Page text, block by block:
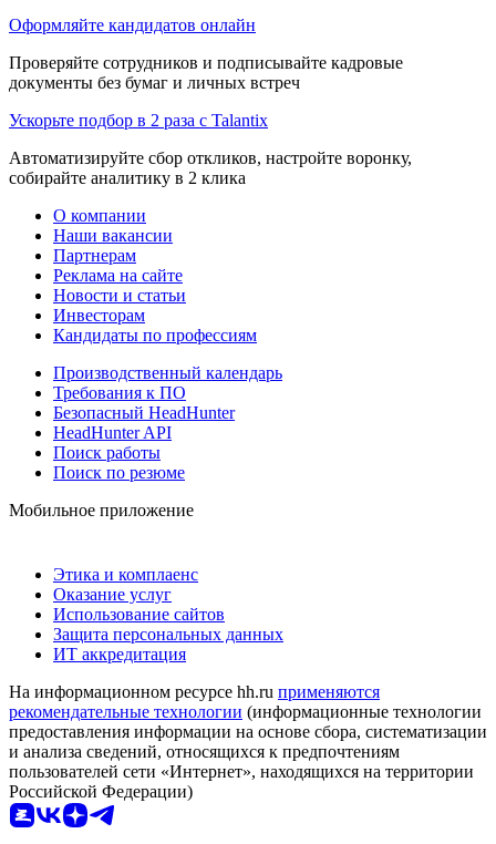
Оформляйте кандидатов онлайн
Проверяйте сотрудников и подписывайте кадровые
документы без бумаг и личных встреч
Ускорьте подбор в 2 раза с Talantix
Автоматизируйте сбор откликов, настройте воронку,
собирайте аналитику в 2 клика
О компании
Наши вакансии
Партнерам
Реклама на сайте
Новости и статьи
Инвесторам
Кандидаты по профессиям
Производственный календарь
Требования к ПО
Безопасный HeadHunter
HeadHunter API
Поиск работы
Поиск по резюме
Мобильное приложение
Этика и комплаенс
Оказание услуг
Использование сайтов
Защита персональных данных
ИТ аккредитация
На информационном ресурсе hh.ru применяются
рекомендательные технологии (информационные технологии
предоставления информации на основе сбора, систематизации
и анализа сведений, относящихся к предпочтениям
пользователей сети «Интернет», находящихся на территории
Российской Федерации)